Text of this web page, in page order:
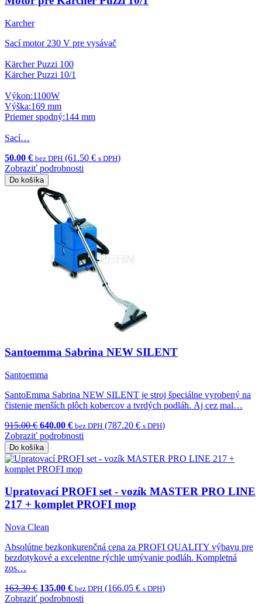
Karcher
Sací motor 230 V pre vysávač
Kärcher Puzzi 100
Kärcher Puzzi 10/1
Výkon:1100W
Výška:169 mm
Priemer spodný:144 mm
Sací…
50.00 € bez DPH (61.50 € s DPH)
Zobraziť podrobnosti
Do košíka
Santoemma Sabrina NEW SILENT
Santoemma
SantoEmma Sabrina NEW SILENT je stroj špeciálne vyrobený na
čistenie menších plôch kobercov a tvrdých podláh. Aj cez mal…
915.00 € 640.00 € bez DPH (787.20 € s DPH)
Zobraziť podrobnosti
Do košíka
Upratovací PROFI set - vozík MASTER PRO LINE
217 + komplet PROFI mop
Nova Clean
Absolútne bezkonkurenčná cena za PROFI QUALITY výbavu pre
bezdotykové a excelentne rýchle umývanie podláh. Kompletná
zos…
163.30 € 135.00 € bez DPH (166.05 € s DPH)
Zobraziť podrobnosti